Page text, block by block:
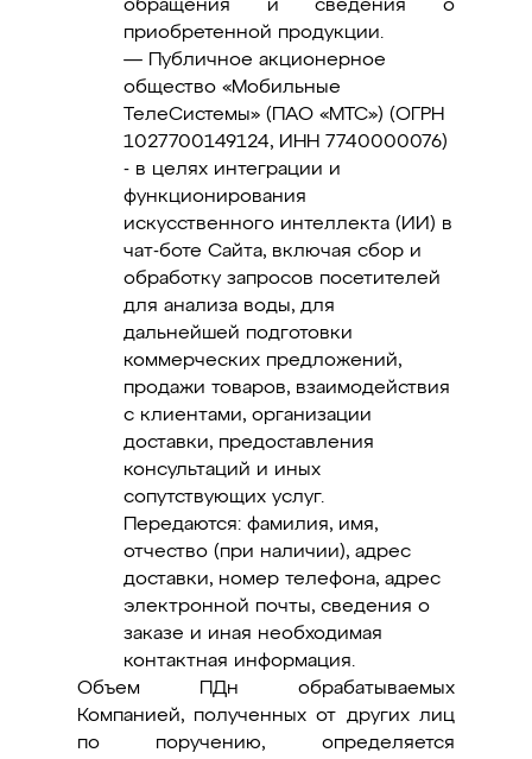
обращения и сведения о
приобретенной продукции.
— Публичное акционерное
общество «Мобильные
ТелеСистемы» (ПАО «МТС») (ОГРН
1027700149124, ИНН 7740000076)
- в целях интеграции и
функционирования
искусственного интеллекта (ИИ) в
чат-боте Сайта, включая сбор и
обработку запросов посетителей
для анализа воды, для
дальнейшей подготовки
коммерческих предложений,
продажи товаров, взаимодействия
с клиентами, организации
доставки, предоставления
консультаций и иных
сопутствующих услуг.
Передаются: фамилия, имя,
отчество (при наличии), адрес
доставки, номер телефона, адрес
электронной почты, сведения о
заказе и иная необходимая
контактная информация.
Объем ПДн обрабатываемых
Компанией, полученных от других лиц
по поручению, определяется